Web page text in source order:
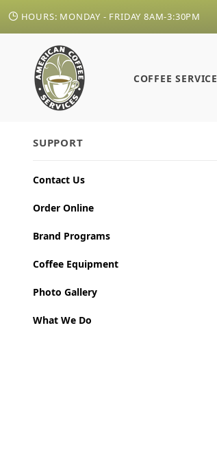
HOURS: MONDAY - FRIDAY 8AM-3:30PM
COFFEE SERVICE
SUPPORT
Contact Us
Order Online
Brand Programs
Coffee Equipment
Photo Gallery
What We Do